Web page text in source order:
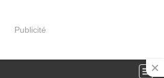
Publicité